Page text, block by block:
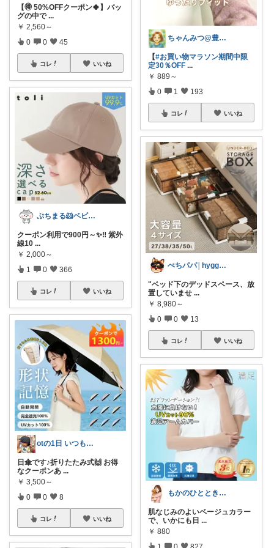
【🉐 50%OFFクーポン🍀】バッ
グの中で ...
￥ 2,560～
0 0 45
コレ いいね
ぷちまる🐹ベビー子供服♡
クーポン利用で900円～✨‼️ 紫外
線10 ...
￥ 2,000～
1 0 366
コレ いいね
otの1日 いつもありがとう⭐︎
日傘です♪折りたたみ式🙌 お得
なクーポンあ ...
￥ 3,500～
0 0 8
コレ いいね
ちゃんみつ@豊かな日常
【#お買い物マラソン期間中限
定30％OFF ...
￥ 889～
0 1 193
コレ いいね
ぺちパパ│hyggeな心意気を大切に🌿
"ベッド下のデッドスペース、放
置していませ ...
￥ 8,980～
0 0 13
コレ いいね
もかのひととき𓂃𓈒𓏸
肌なじみのよいベージュカラー
で、いかにも日 ...
￥ 880
1 0 827